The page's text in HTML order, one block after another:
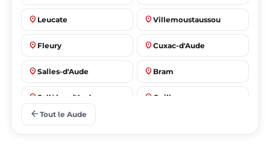
place Leucate place Villemoustaussou
place Fleury place Cuxac-d'Aude
place Salles-d'Aude place Bram
place Sallèles-d'Aude place Quillan
arrow_back Tout le Aude